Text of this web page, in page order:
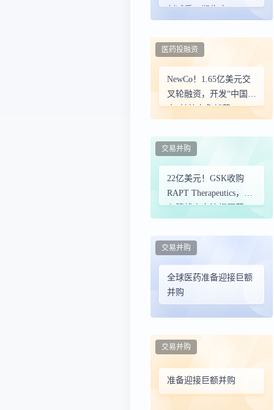
剂减重一期临床
NewCo！1.65亿美元交
叉轮融资，开发“中国
产”长效自免新药
医药投融资
22亿美元！GSK收购
RAPT Therapeutics，核
心管线来自济煜医药
交易并购
全球医药准备迎接巨额
并购
交易并购
准备迎接巨额并购
交易并购